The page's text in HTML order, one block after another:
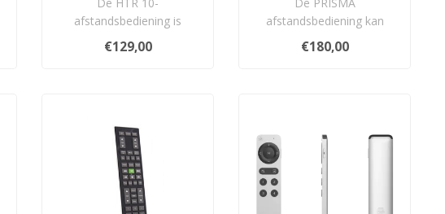
afstandsbediening is
ontworpen om te voldoen
aan de huidige en
€129,00
afstandsbediening kan
vrijwel elke functie
bedienen van elk model dat
€180,00